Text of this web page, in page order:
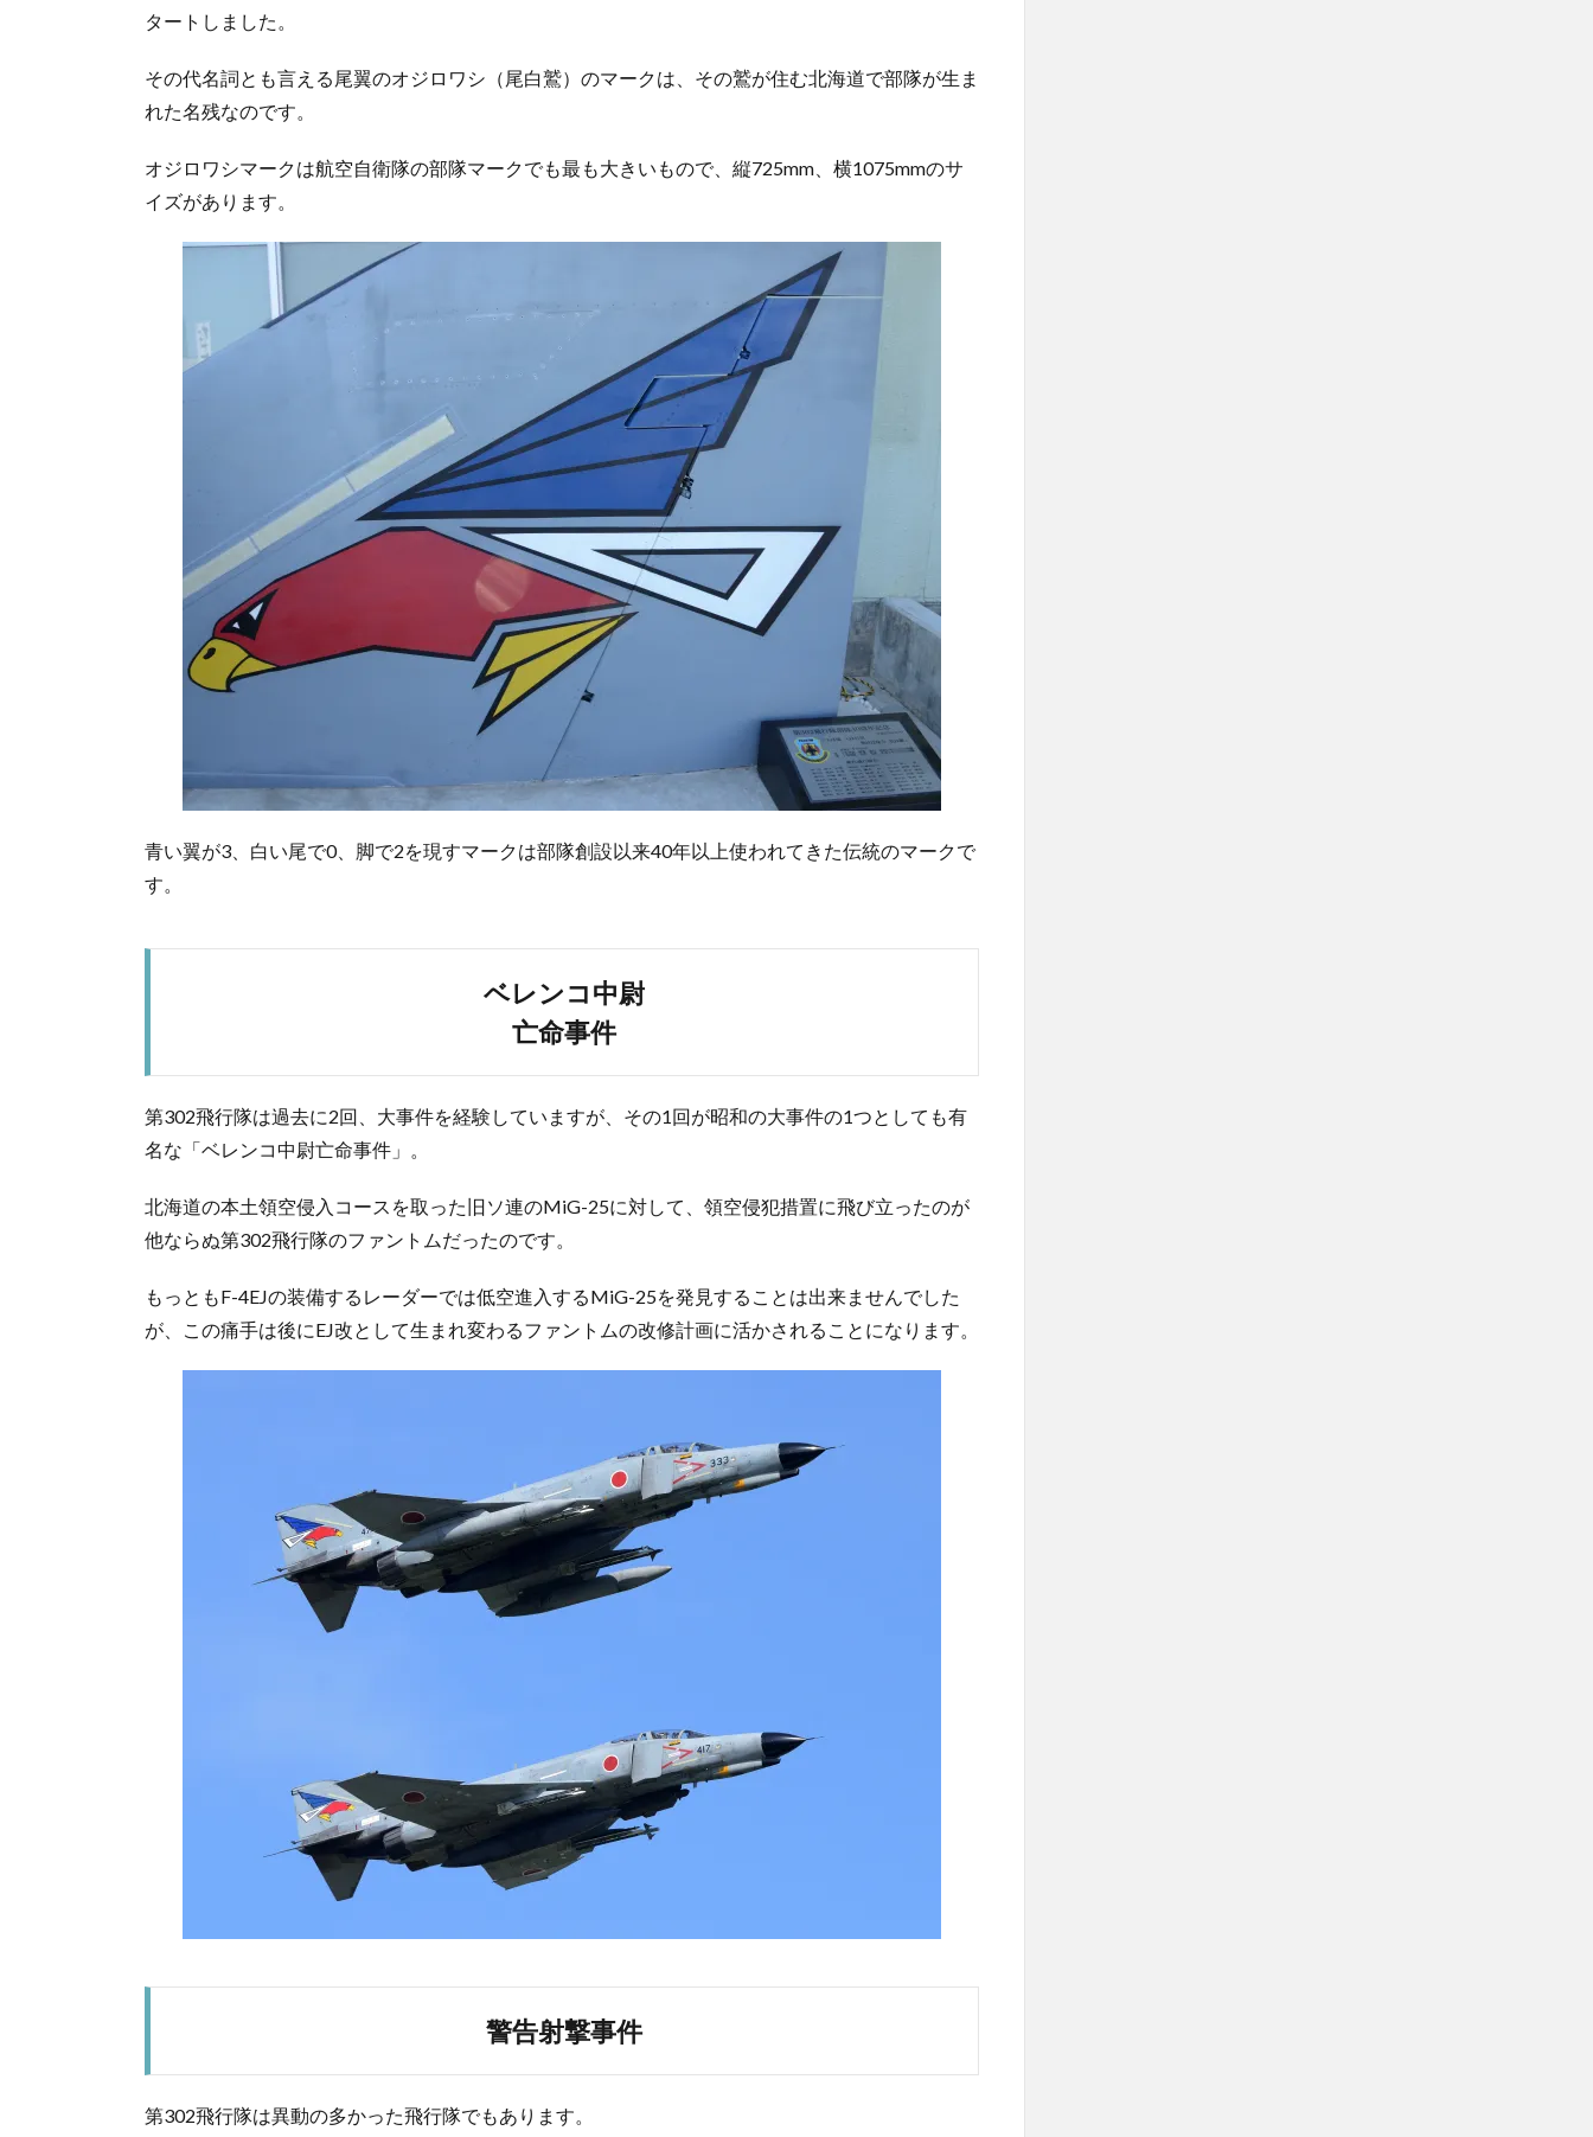
タートしました。
その代名詞とも言える尾翼のオジロワシ（尾白鷲）のマークは、その鷲が住む北海道で部隊が生ま
れた名残なのです。
オジロワシマークは航空自衛隊の部隊マークでも最も大きいもので、縦725mm、横1075mmのサ
イズがあります。
青い翼が3、白い尾で0、脚で2を現すマークは部隊創設以来40年以上使われてきた伝統のマークで
す。
ベレンコ中尉
亡命事件
第302飛行隊は過去に2回、大事件を経験していますが、その1回が昭和の大事件の1つとしても有
名な「ベレンコ中尉亡命事件」。
北海道の本土領空侵入コースを取った旧ソ連のMiG-25に対して、領空侵犯措置に飛び立ったのが
他ならぬ第302飛行隊のファントムだったのです。
もっともF-4EJの装備するレーダーでは低空進入するMiG-25を発見することは出来ませんでした
が、この痛手は後にEJ改として生まれ変わるファントムの改修計画に活かされることになります。
警告射撃事件
第302飛行隊は異動の多かった飛行隊でもあります。